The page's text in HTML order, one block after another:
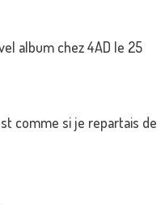
album chez 4AD le 25
comme si je repartais de